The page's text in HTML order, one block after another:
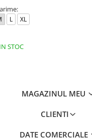
L XL
IN STOC
MAGAZINUL MEU
CLIENTI
DATE COMERCIALE